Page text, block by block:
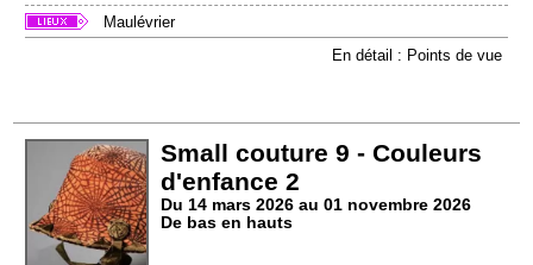
Maulévrier
En détail : Points de vue
Small couture 9 - Couleurs
d'enfance 2
Du 14 mars 2026 au 01 novembre 2026
De bas en hauts